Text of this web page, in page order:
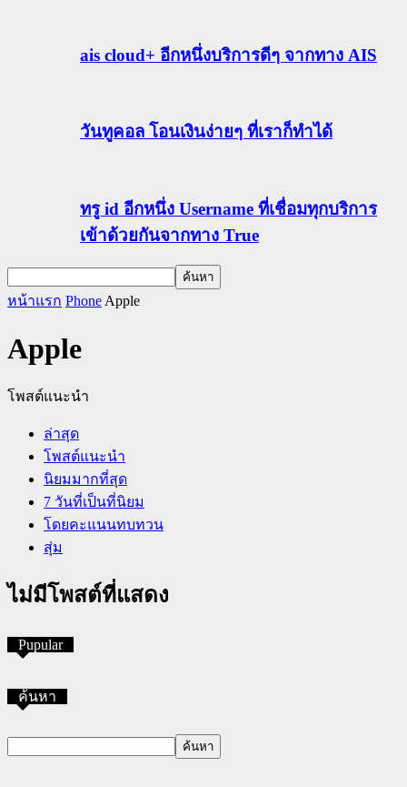
ais cloud+ อีกหนึ่งบริการดีๆ จากทาง AIS
วันทูคอล โอนเงินง่ายๆ ที่เราก็ทำได้
ทรู id อีกหนึ่ง Username ที่เชื่อมทุกบริการ
เข้าด้วยกันจากทาง True
หน้าแรก Phone Apple
Apple
โพสต์แนะนำ
ล่าสุด
โพสต์แนะนำ
นิยมมากที่สุด
7 วันที่เป็นที่นิยม
โดยคะแนนทบทวน
สุ่ม
ไม่มีโพสต์ที่แสดง
Pupular
ค้นหา